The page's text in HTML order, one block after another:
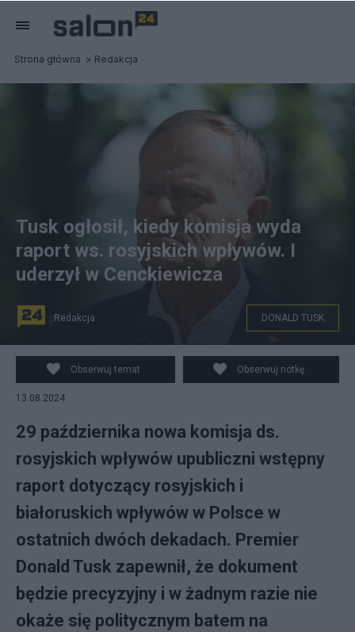
Strona główna Redakcja
Tusk ogłosił, kiedy komisja wyda
raport ws. rosyjskich wpływów. I
uderzył w Cenckiewicza
Redakcja DONALD TUSK
Obserwuj temat Obserwuj notkę
13.08.2024
29 października nowa komisja ds.
rosyjskich wpływów upubliczni wstępny
raport dotyczący rosyjskich i
białoruskich wpływów w Polsce w
ostatnich dwóch dekadach. Premier
Donald Tusk zapewnił, że dokument
będzie precyzyjny i w żadnym razie nie
okaże się politycznym batem na